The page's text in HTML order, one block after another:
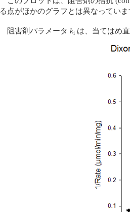
る点がほかのグラフとは異なってい
阻害剤パラメータki は、当てはめ